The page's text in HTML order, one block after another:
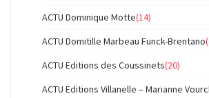
ACTU Dominique Motte(14)
ACTU Domitille Marbeau Funck-Brentano
ACTU Editions des Coussinets(20)
ACTU Editions Villanelle – Marianne